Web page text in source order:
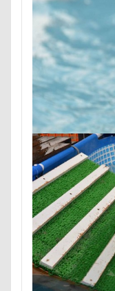
哀愁
吐いた
名護
室内トレーニン
実はすごい
宇宙兄弟
妖怪アンテナ
太閤山ランド
天然記念物
大満足
大
大和町
夢
ワンコプレート
ホームセンター
ホクロ
ペ